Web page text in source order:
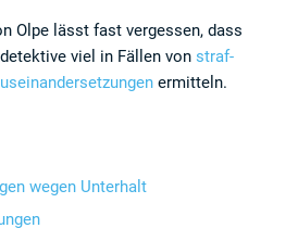
Olpe lässt fast vergessen, dass
viel in Fällen von straf-
ermitteln.
wegen Unterhalt